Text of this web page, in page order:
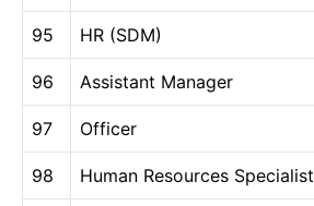
95 HR (SDM)
96 Assistant Manager
97 Officer
98 Human Resources Specialist